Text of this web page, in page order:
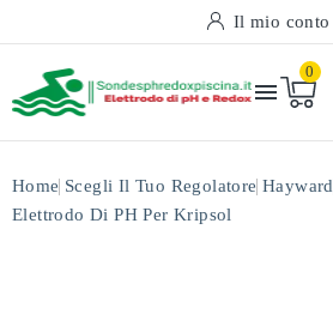
Il mio conto

0
Home Scegli Il Tuo Regolatore Hayward
Elettrodo Di PH Per Kripsol